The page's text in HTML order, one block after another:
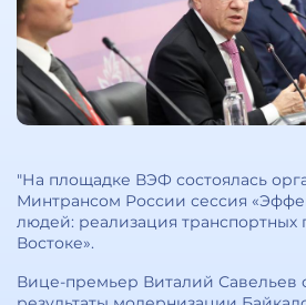
"На площадке ВЭФ состоялась
Минтрансом России сессия
людей: реализация транспортных
Востоке».
Вице-премьер Виталий Савельев